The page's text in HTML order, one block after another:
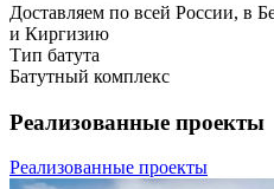
Доставляем по всей России, в
и Киргизию
Тип батута
Батутный комплекс
Реализованные проекты
Реализованные проекты